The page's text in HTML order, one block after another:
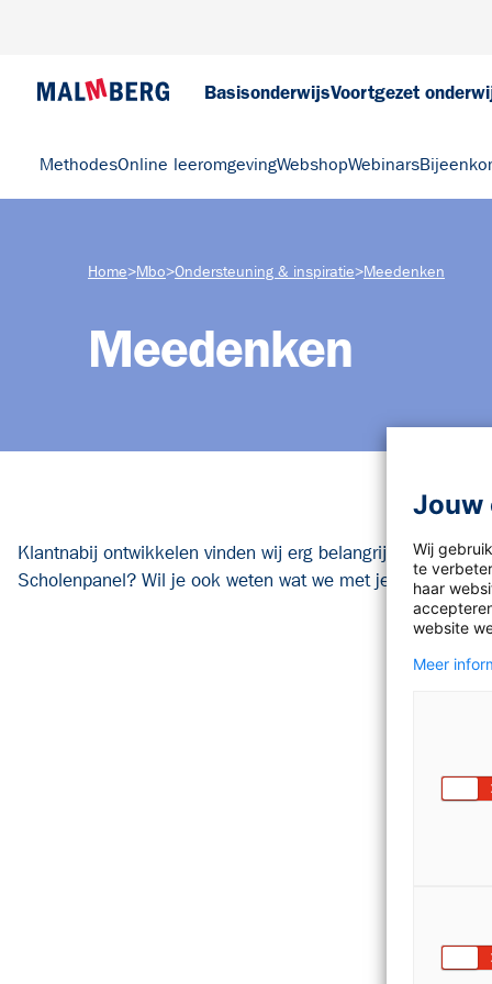
BasisonderwijsVoortgezet
MethodesOnline leeromgevingWebshopWebinars
Home>Mbo>Ondersteuning & inspiratie>Meedenken
Meedenken
Klantnabij ontwikkelen vinden wij erg belangrijk. Daarom
Scholenpanel? Wil je ook weten wat we met je feedback
Jouw
Wij
te
haar
website
Meer